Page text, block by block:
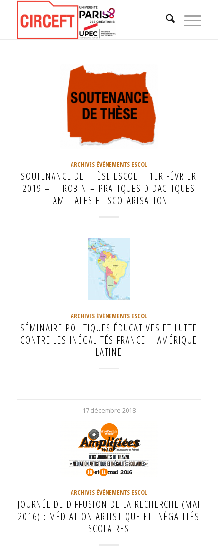
ARCHIVES ÉVÉNEMENTS ESCOL
SOUTENANCE DE THÈSE ESCOL – 1ER FÉVRIER
2019 – F. ROBIN – PRATIQUES DIDACTIQUES
FAMILIALES ET SCOLARISATION
ARCHIVES ÉVÉNEMENTS ESCOL
SÉMINAIRE POLITIQUES ÉDUCATIVES ET LUTTE
CONTRE LES INÉGALITÉS FRANCE – AMÉRIQUE
LATINE
17 décembre 2018
ARCHIVES ÉVÉNEMENTS ESCOL
JOURNÉE DE DIFFUSION DE LA RECHERCHE (MAI
2016) : MÉDIATION ARTISTIQUE ET INÉGALITÉS
SCOLAIRES